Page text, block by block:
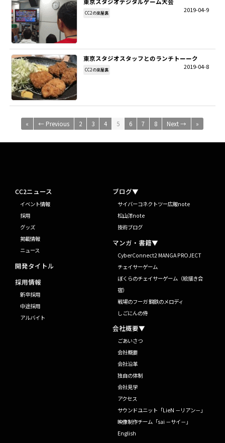
2019-04-9
CC2の楽屋裏
東京スタジオスタッフとのランチトーーク
2019-04-8
CC2の楽屋裏
« ← Previous 2 3 4 5 6 7 8 Next → »
CC2ニュース
イベント情報
採用
グッズ
掲載情報
ニュース
開発タイトル
採用情報
新卒採用
中途採用
アルバイト
ブログ▼
サイバーコネクトツー広報note
松山洋note
技術ブログ
マンガ・書籍▼
CyberConnect2 MANGA PROJECT
チェイサーゲーム
ぼくらのチェイサーゲーム（絵描き合
宿）
戦場のフーガ 鋼鉄のメロディ
しごにんの侍
会社概要▼
ごあいさつ
会社概要
会社沿革
独自の体制
会社見学
アクセス
サウンドユニット「LieN －リアン－」
映像制作チーム「sai －サイ－」
English